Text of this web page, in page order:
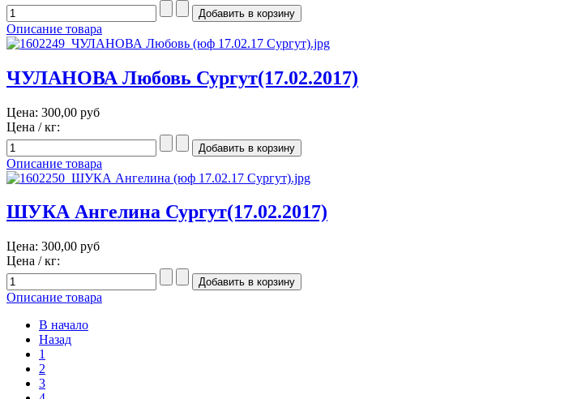
Описание товара
ЧУЛАНОВА Любовь Сургут(17.02.2017)
Цена: 300,00 руб
Цена / кг:
Описание товара
ШУКА Ангелина Сургут(17.02.2017)
Цена: 300,00 руб
Цена / кг:
Описание товара
В начало
Назад
1
2
3